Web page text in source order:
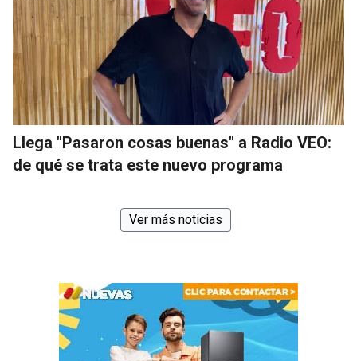
Llega "Pasaron cosas buenas" a Radio VEO:
de qué se trata este nuevo programa
Ver más noticias